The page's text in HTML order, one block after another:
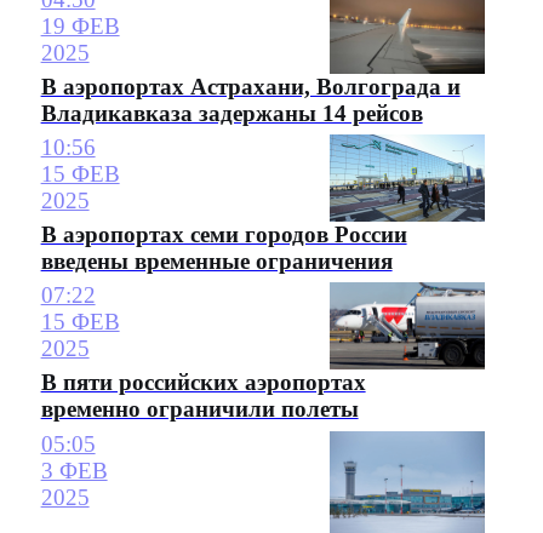
19 ФЕВ
2025
В аэропортах Астрахани, Волгограда и
Владикавказа задержаны 14 рейсов
10:56
15 ФЕВ
2025
В аэропортах семи городов России
введены временные ограничения
07:22
15 ФЕВ
2025
В пяти российских аэропортах
временно ограничили полеты
05:05
3 ФЕВ
2025